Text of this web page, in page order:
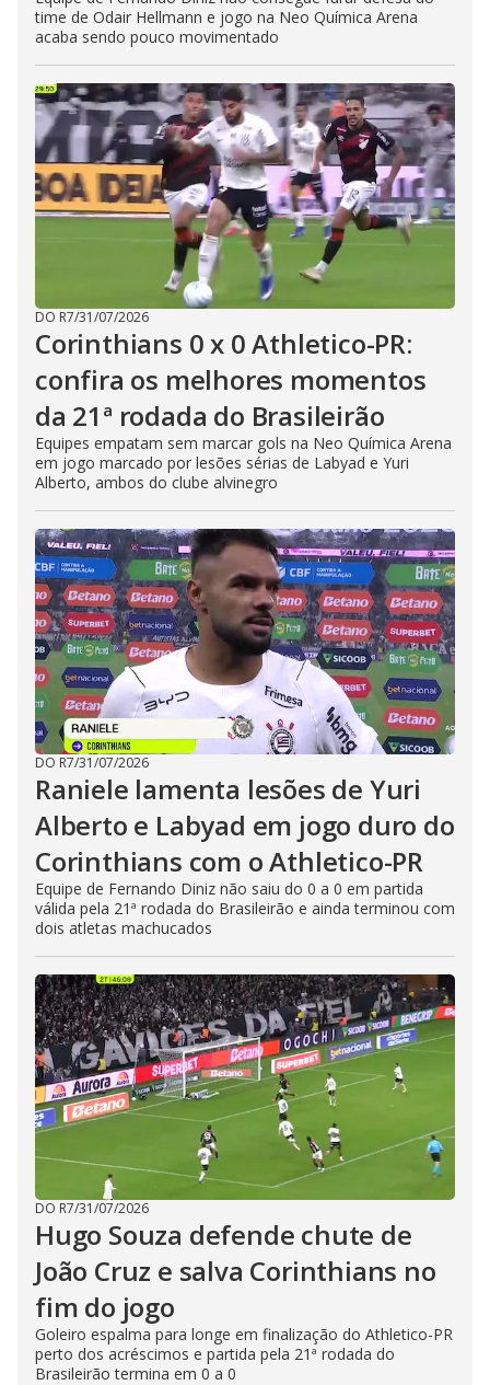
time de Odair Hellmann e jogo na Neo Química Arena
acaba sendo pouco movimentado
DO R7/31/07/2026
Corinthians 0 x 0 Athletico-PR:
confira os melhores momentos
da 21ª rodada do Brasileirão
Equipes empatam sem marcar gols na Neo Química Arena
em jogo marcado por lesões sérias de Labyad e Yuri
Alberto, ambos do clube alvinegro
DO R7/31/07/2026
Raniele lamenta lesões de Yuri
Alberto e Labyad em jogo duro do
Corinthians com o Athletico-PR
Equipe de Fernando Diniz não saiu do 0 a 0 em partida
válida pela 21ª rodada do Brasileirão e ainda terminou com
dois atletas machucados
DO R7/31/07/2026
Hugo Souza defende chute de
João Cruz e salva Corinthians no
fim do jogo
Goleiro espalma para longe em finalização do Athletico-PR
perto dos acréscimos e partida pela 21ª rodada do
Brasileirão termina em 0 a 0